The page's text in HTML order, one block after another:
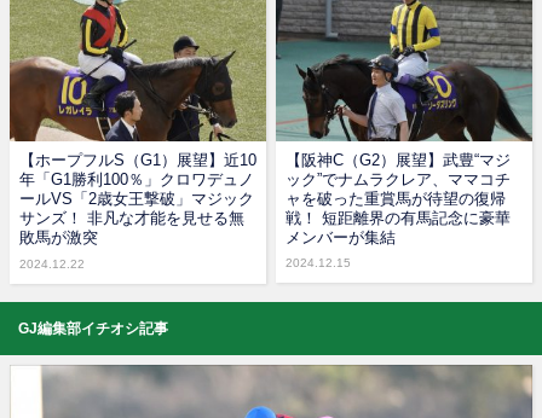
【ホープフルS（G1）展望】近10
年「G1勝利100％」クロワデュノ
ールVS「2歳女王撃破」マジック
サンズ！ 非凡な才能を見せる無
敗馬が激突
2024.12.22
【阪神C（G2）展望】武豊“マジ
ック”でナムラクレア、ママコチ
ャを破った重賞馬が待望の復帰
戦！ 短距離界の有馬記念に豪華
メンバーが集結
2024.12.15
GJ編集部イチオシ記事